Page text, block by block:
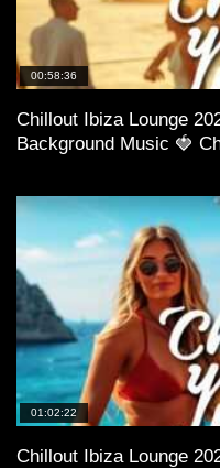
00:58:36
Chillout Ibiza Lounge
Background Music 🍓
01:02:22
Chillout Ibiza Lounge